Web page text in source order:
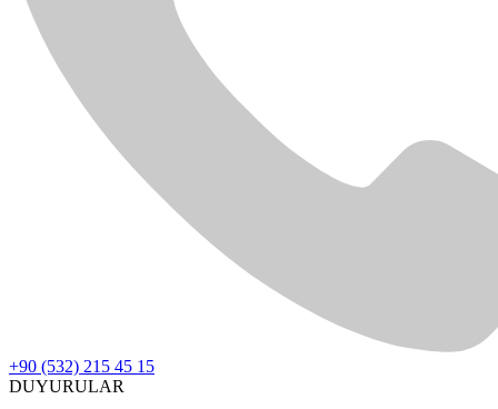
+90 (532) 215 45 15
DUYURULAR